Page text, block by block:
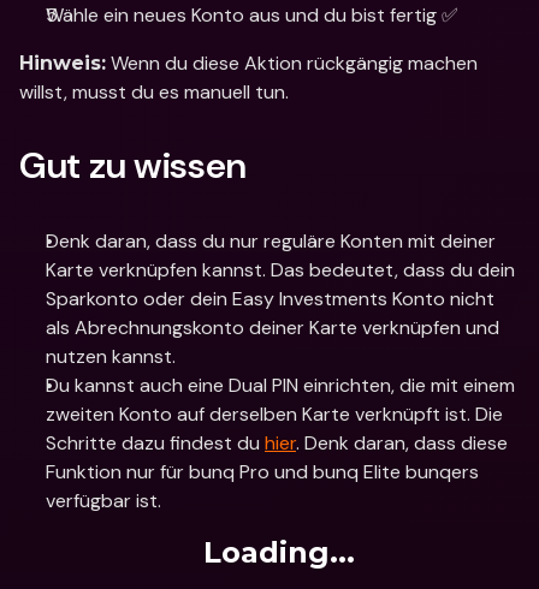
Wähle ein neues Konto aus und du bist fertig ✅
Hinweis: Wenn du diese Aktion rückgängig machen
willst, musst du es manuell tun.
Gut zu wissen
Denk daran, dass du nur reguläre Konten mit deiner
Karte verknüpfen kannst. Das bedeutet, dass du dein
Sparkonto oder dein Easy Investments Konto nicht
als Abrechnungskonto deiner Karte verknüpfen und
nutzen kannst.
Du kannst auch eine Dual PIN einrichten, die mit einem
zweiten Konto auf derselben Karte verknüpft ist. Die
Schritte dazu findest du hier. Denk daran, dass diese
Funktion nur für bunq Pro und bunq Elite bunqers
verfügbar ist.
Loading...